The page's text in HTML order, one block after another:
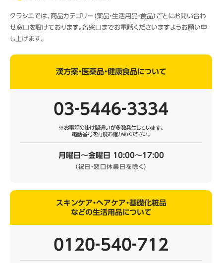
クラシエでは、商品カテゴリー（薬品・生活用品・食品）ごとにお問い合わ
せ窓口を設けております。各窓口までお電話くださいますようお願い申
し上げます。
漢方薬・医薬品・健康食品について
03‐5446‐3334
※お電話の掛け間違いが多数発生しています。
電話番号を再度お確かめください。
月曜日～金曜日 10:00～17:00
（祝日・窓口休業日を除く）
スキンケア・ヘアケア・基礎化粧品
などの生活用品について
0120‐540‐712